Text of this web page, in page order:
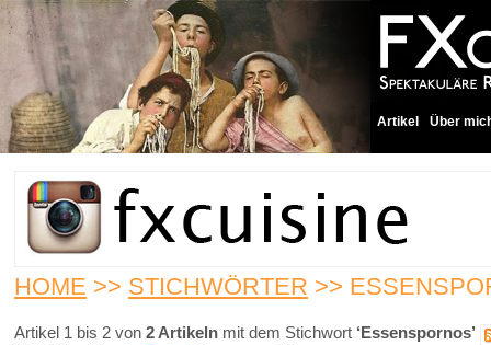
Artikel Über
HOME >> STICHWÖRTER >>
Artikel 1 bis 2 von 2 Artikeln mit dem Stichwort ‘Essenspornos’